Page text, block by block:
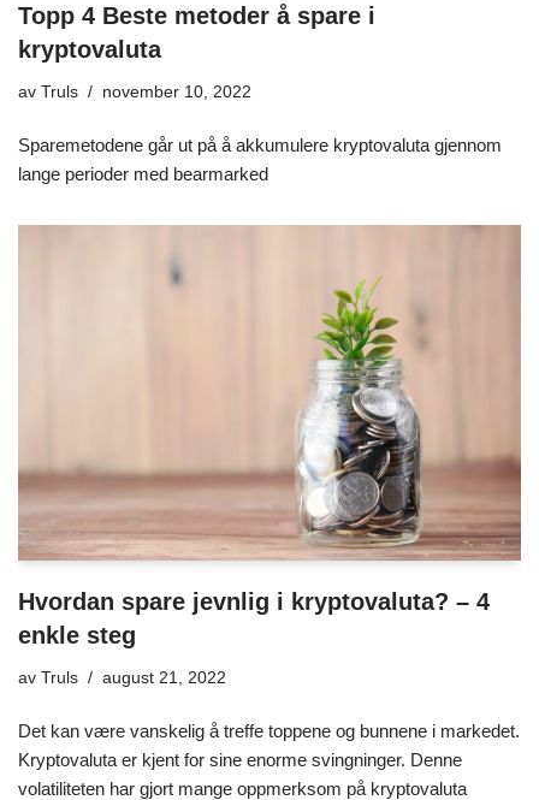
Topp 4 Beste metoder å spare i
kryptovaluta
av Truls november 10, 2022
Sparemetodene går ut på å akkumulere kryptovaluta gjennom
lange perioder med bearmarked
Hvordan spare jevnlig i kryptovaluta? – 4
enkle steg
av Truls august 21, 2022
Det kan være vanskelig å treffe toppene og bunnene i markedet.
Kryptovaluta er kjent for sine enorme svingninger. Denne
volatiliteten har gjort mange oppmerksom på kryptovaluta